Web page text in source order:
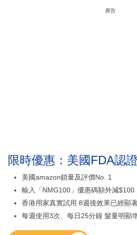
廣告
限時優惠：美國FDA認
美國amazon鎖量及評價No. 1
輸入「NMG100」優惠碼額外減$100
香港用家真實試用 8週後效果已經顯
每週使用3次、每日25分鐘 髮量明顯